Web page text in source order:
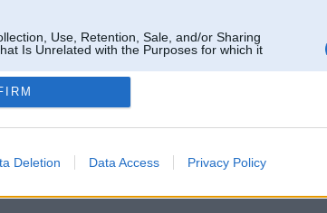
Use, Retention, Sale, and/or Sharing
Is Unrelated with the Purposes for which it
Deletion Data Access Privacy Policy